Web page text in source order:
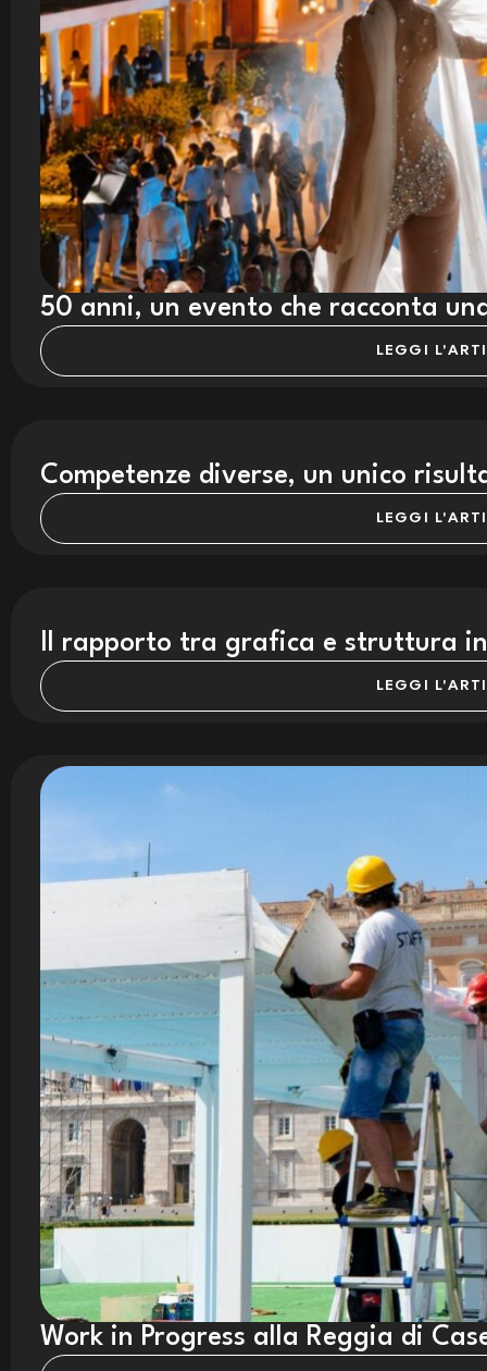
50 anni, un evento che racconta
LEGGI
Competenze diverse, un unico
LEGGI
Il rapporto tra grafica e struttura
LEGGI
Work in Progress alla Reggia di